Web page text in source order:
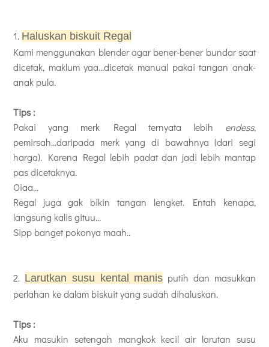
1. Haluskan biskuit Regal
Kami menggunakan blender agar bener-bener bundar saat
dicetak, maklum yaa...dicetak manual pakai tangan anak-
anak pula.
Tips :
Pakai yang merk Regal ternyata lebih endess,
pemirsah...daripada merk yang di bawahnya (dari segi
harga). Karena Regal lebih padat dan jadi lebih mantap
pas dicetaknya.
Oiaa...
Regal juga gak bikin tangan lengket. Entah kenapa,
langsung kalis gituu...
Sipp banget pokonya maah..
2. Larutkan susu kental manis putih dan masukkan
perlahan ke dalam biskuit yang sudah dihaluskan.
Tips :
Aku masukin setengah mangkok kecil air larutan susu